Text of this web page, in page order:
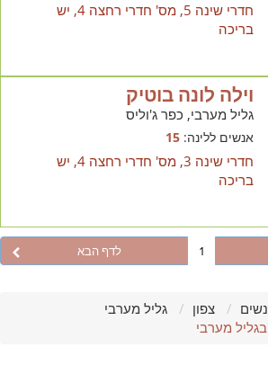
חדרי שינה 5, מס' חדרי רחצה 4, יש
בריכה
וילה לונה בוטיק
גליל מערבי, כפר ג'וליס
אנשים ללינה:15
חדרי שינה 3, מס' חדרי רחצה 4, יש
בריכה
1 לדף הבא
צפון
גליל מערבי